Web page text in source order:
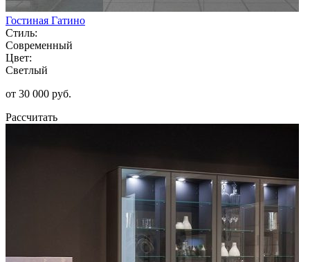
Гостиная Гатино
Стиль:
Современный
Цвет:
Светлый
от 30 000 руб.
Рассчитать